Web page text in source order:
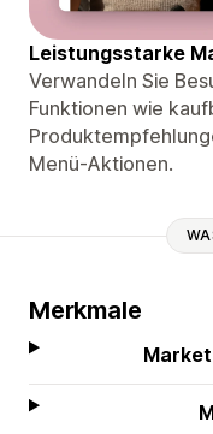
Leistungsstarke
Verwandeln Sie
Funktionen wie
Menü-Aktionen.
Merkmale